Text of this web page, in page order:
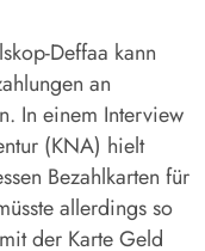
Deffaa kann
an
In einem Interview
(KNA) hielt
Bezahlkarten für
allerdings so
der Karte Geld